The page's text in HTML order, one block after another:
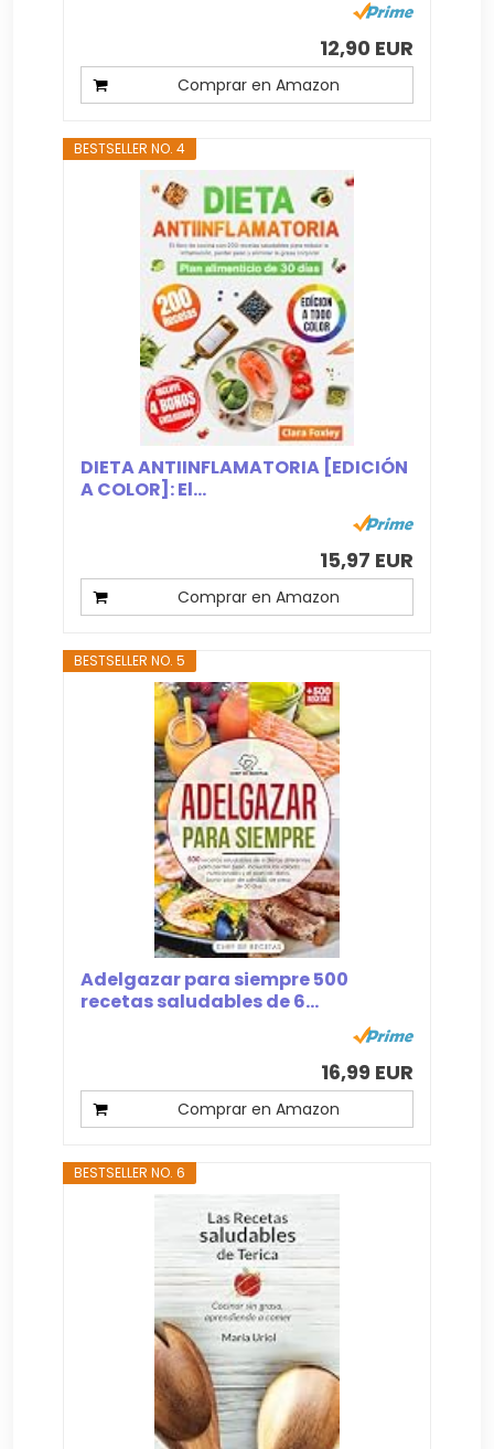
12,90 EUR
Comprar en Amazon
BESTSELLER NO. 4
DIETA ANTIINFLAMATORIA [EDICIÓN
A COLOR]: El...
15,97 EUR
Comprar en Amazon
BESTSELLER NO. 5
Adelgazar para siempre 500
recetas saludables de 6...
16,99 EUR
Comprar en Amazon
BESTSELLER NO. 6